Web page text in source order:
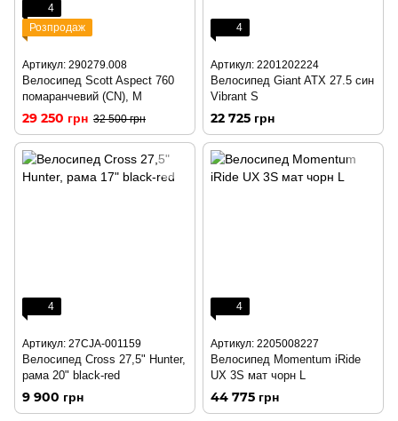
4
Розпродаж
Артикул: 290279.008
Велосипед Scott Aspect 760
помаранчевий (CN), M
29 250 грн 32 500 грн
4
Артикул: 2201202224
Велосипед Giant ATX 27.5 син
Vibrant S
22 725 грн
4
Артикул: 27CJA-001159
Велосипед Cross 27,5" Hunter,
рама 20" black-red
9 900 грн
4
Артикул: 2205008227
Велосипед Momentum iRide
UX 3S мат чорн L
44 775 грн